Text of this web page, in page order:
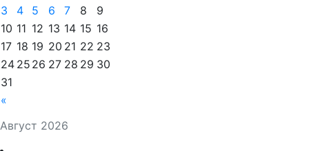
Август 2026
«
3
4 5 6 7 8
9
10 11 12 13 14 15 16
17 18 19 20 21 22 23
24 25 26 27 28 29 30
31